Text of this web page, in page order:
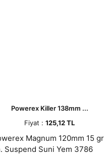
Powerex Killer 138mm ...
Fiyat : 125,12 TL